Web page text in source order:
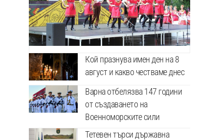
Кой празнува имен ден на 8
август и какво честваме днес
Варна отбелязва 147 години
от създаването на
Военноморските сили
Тетевен търси държавна